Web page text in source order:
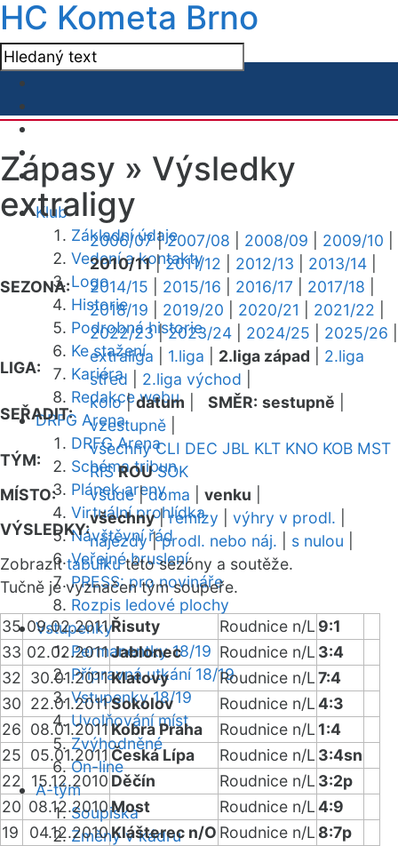
HC Kometa Brno
Klub
Základní údaje
Vedení a kontakty
Logo
Historie
Podrobná historie
Ke stažení
Kariéra
Redakce webu
DRFG Arena
DRFG Arena
Schéma tribun
Plánek areny
Virtuální prohlídka
Návštěvní řád
Veřejné bruslení
PRESS: pro novináře
Rozpis ledové plochy
Vstupenky
Permanentky 18/19
Přípravná utkání 18/19
Vstupenky 18/19
Uvolňování míst
Zvýhodněné
On-line
A-tým
Soupiska
Změny v kádru
Zápasy » Výsledky
extraligy
SEZONA:
2006/07|2007/08 2008/09 2009/10
2010/11|2011/12 2012/13 2013/14
2014/15
2015/16 2016/17 2017/18
2018/19
2019/20 2020/21 2021/22
2022/23|2023/24 2024/25 2025/26
LIGA:
extraliga 1.liga 2.liga západ
2.liga
střed
2.liga východ
SEŘADIT:
kolo|datum SMĚR: sestupně
vzestupně
TÝM:
všechny CLI DEC JBL KLT KNO KOB MST
RIS ROU SOK
MÍSTO:
všude|doma venku
VÝSLEDKY:
všechny|remízy výhry v prodl.
nájezdy|prodl. nebo náj. s nulou
Zobrazittabulkutéto sezóny a soutěže.
Tučně je vyznačen tým soupeře.
35 09.02.2011Řisuty Roudnice n/L 9:1
33 02.02.2011Jablonec Roudnice n/L 3:4
32 30.01.2011Klatovy Roudnice n/L7:4
30 22.01.2011Sokolov Roudnice n/L4:3
26 08.01.2011Kobra Praha Roudnice n/L 1:4
25 05.01.2011 Česká Lípa Roudnice n/L 3:4sn
22
15.12.2010 Děčín Roudnice n/L 3:2p
20 08.12.2010Most Roudnice n/L4:9
19
04.12.2010Klášterec n/O Roudnice n/L 8:7p